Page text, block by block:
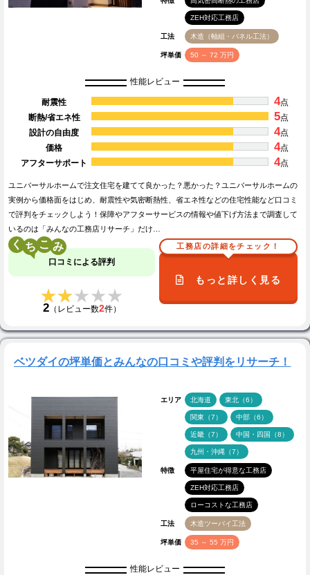
ZEH対応工務店
工法 木造（軸組・パネル工法）
坪単価 50 ～ 72 万円
性能レビュー
耐震性 4点
断熱/省エネ性
5点
設計の自由度
4点
価格
4点
アフターサポート
4点
ユニバーサルホームで注文住宅を建てて良かった？悪かった？ユニバーサルホームの
実例から価格面をはじめ、耐震性や気密断熱性、省エネ性などの住宅性能など口コミ
で評判をチェックしよう！保障やアフターサービスの情報や値下げ方法まで調査して
いるのは「みんなの工務店リサーチ」だけ…
く こ
口コミによる評判
★★★★★
★★★★★
2（レビュー数2件）
工務店の詳細をチェック！
もっと詳しく見る
ベツダイの坪単価とみんなの口コミや評判をリサーチ！
エリア 北海道 東北（6）
関東（7） 中部（6）
近畿（7） 中国・四国（8）
九州・沖縄（7）
特徴 平屋住宅が得意な工務店
ZEH対応工務店
ローコストな工務店
工法 木造ツーバイ工法
坪単価 35 ～ 55 万円
性能レビュー